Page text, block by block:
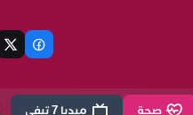
صحة ميديا 7 تيفي